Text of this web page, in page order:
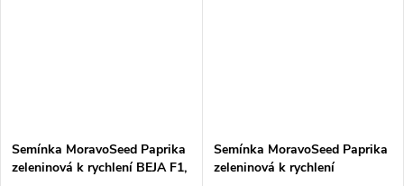
Semínka MoravoSeed Paprika
zeleninová k rychlení BEJA F1,
Semínka MoravoSeed Paprika
zeleninová k rychlení